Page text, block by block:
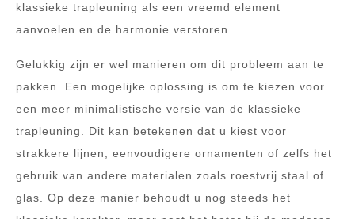
klassieke trapleuning als een vreemd element
aanvoelen en de harmonie verstoren.
Gelukkig zijn er wel manieren om dit probleem aan te
pakken. Een mogelijke oplossing is om te kiezen voor
een meer minimalistische versie van de klassieke
trapleuning. Dit kan betekenen dat u kiest voor
strakkere lijnen, eenvoudigere ornamenten of zelfs het
gebruik van andere materialen zoals roestvrij staal of
glas. Op deze manier behoudt u nog steeds het